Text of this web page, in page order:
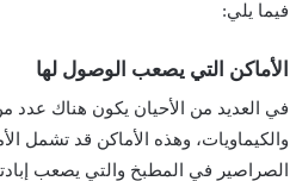
فيما يلي:
الأماكن التي يصعب الوصول لها
في العديد من الأحيان يكون هناك عدد
والكيماويات، وهذه الأماكن قد تشمل
الصراصير في المطبخ والتي يصعب